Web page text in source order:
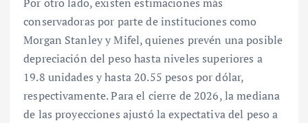
Por otro lado, existen estimaciones más
conservadoras por parte de instituciones como
Morgan Stanley y Mifel, quienes prevén una posible
depreciación del peso hasta niveles superiores a
19.8 unidades y hasta 20.55 pesos por dólar,
respectivamente. Para el cierre de 2026, la mediana
de las proyecciones ajustó la expectativa del peso a